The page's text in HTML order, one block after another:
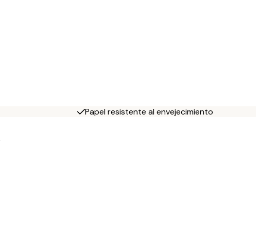
Papel resistente al envejecimiento